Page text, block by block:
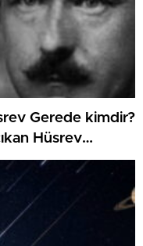
Gerede kimdir?
Hüsrev